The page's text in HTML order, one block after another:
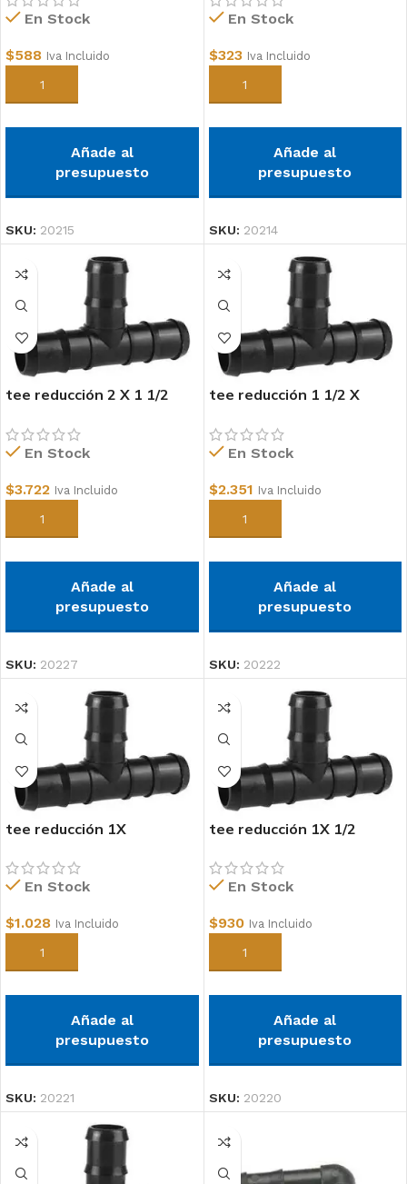
En Stock
$588 Iva Incluido
Añadir al carrito
Añade al
presupuesto
SKU: 20215
En Stock
$323 Iva Incluido
Añadir al carrito
Añade al
presupuesto
SKU: 20214
tee reducción 2 X 1 1/2
En Stock
$3.722 Iva Incluido
Añadir al carrito
Añade al
presupuesto
SKU: 20227
tee reducción 1 1/2 X
En Stock
$2.351 Iva Incluido
Añadir al carrito
Añade al
presupuesto
SKU: 20222
tee reducción 1X
En Stock
$1.028 Iva Incluido
Añadir al carrito
Añade al
presupuesto
SKU: 20221
tee reducción 1X 1/2
En Stock
$930 Iva Incluido
Añadir al carrito
Añade al
presupuesto
SKU: 20220